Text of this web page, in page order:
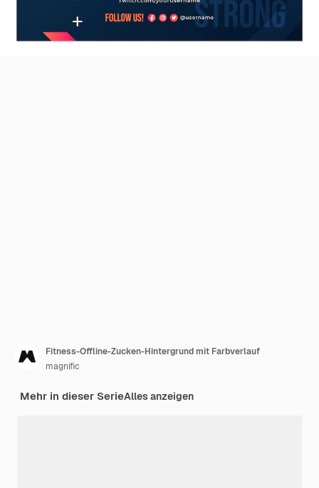
Fitness-Offline-Zucken-Hintergrund mit Farbverlauf
magnific
Mehr in dieser SerieAlles anzeigen